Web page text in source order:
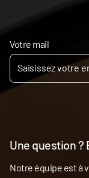
Votre mail
Une question ?
Notre équipe est à